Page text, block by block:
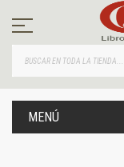
contenido
MENÚ